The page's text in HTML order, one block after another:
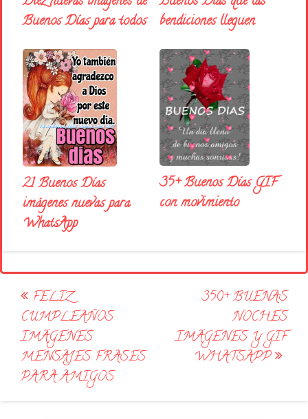
Buenos Días para todos
bendiciones lleguen
21 Buenos Días
imágenes nuevas para
WhatsApp
35+ Buenos Días GIF
con movimiento
Post
navigation
FELIZ
CUMPLEAÑOS
IMÁGENES
MENSAJES FRASES
PARA AMIGOS
350+ BUENAS
NOCHES
IMÁGENES Y GIF
WHATSAPP